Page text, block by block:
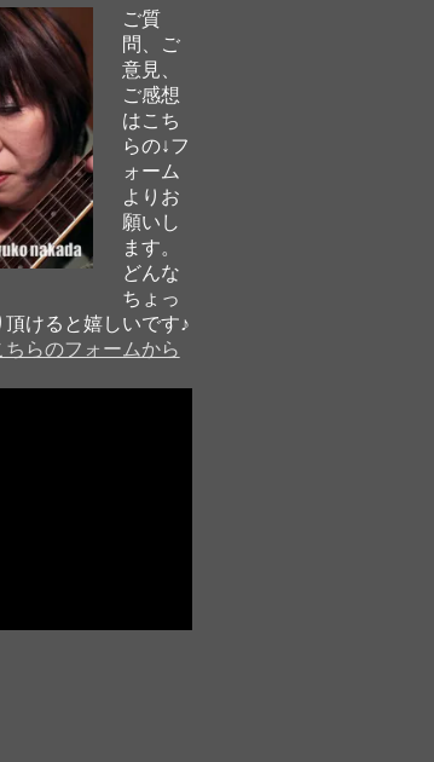
ご質
問、ご
意見、
ご感想
はこち
らの↓フ
ォーム
よりお
願いし
ます。
どんな
ちょっ
けると嬉しいです♪
らのフォームから